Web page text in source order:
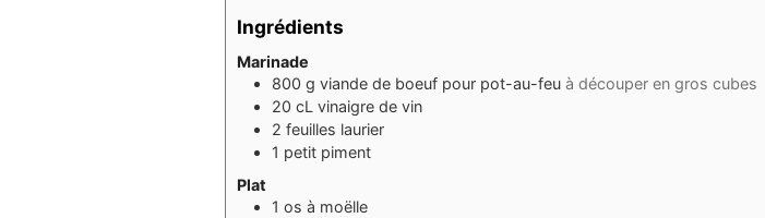
Ingrédients
Marinade
800 g viande de boeuf pour pot-au-feu à découper en gros cubes
20 cL vinaigre de vin
2 feuilles laurier
1 petit piment
Plat
1 os à moëlle